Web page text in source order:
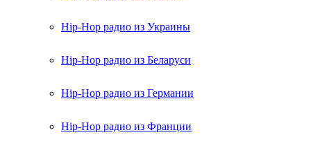
Hip-Hop радио из Украины
Hip-Hop радио из Беларуси
Hip-Hop радио из Германии
Hip-Hop радио из Франции